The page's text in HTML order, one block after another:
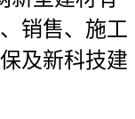
销售、施工
及新科技建